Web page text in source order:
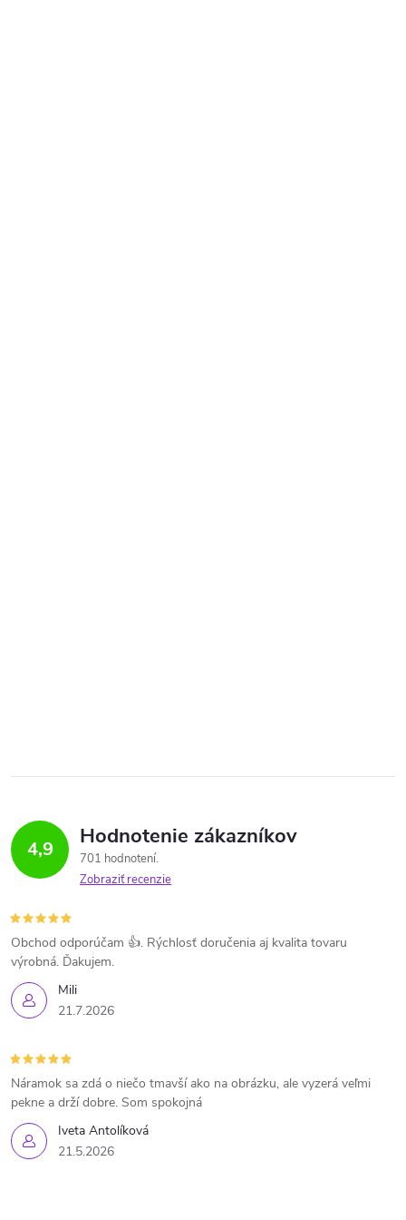
4,9 Hodnotenie zákazníkov
701 hodnotení
Zobraziť recenzie
Mili
21.7.2026
Obchod odporúčam 👍. Rýchlosť doručenia aj kvalita tovaru
výrobná. Ďakujem.
Iveta Antolíková
21.5.2026
Náramok sa zdá o niečo tmavší ako na obrázku, ale vyzerá veľmi
pekne a drží dobre. Som spokojná